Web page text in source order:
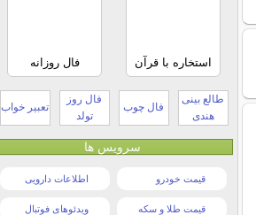
استخاره با قرآن فال روزانه
طالع بینی
هندی
فال چوب
فال روز
تولد
تعبیر خواب
سرویس ها
قیمت خودرو اطلاعات دارویی
قیمت طلا و سکه ویدئوهای فوتبال